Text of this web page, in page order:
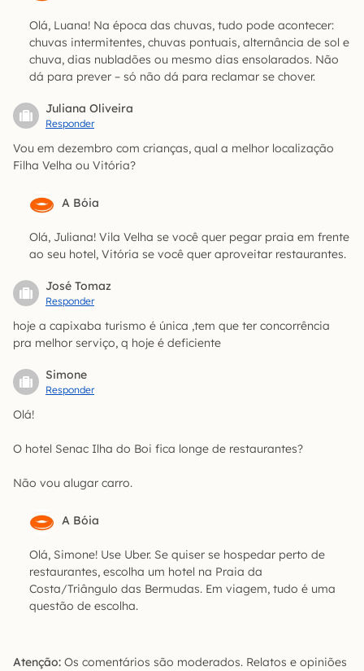
Olá, Luana! Na época das chuvas, tudo pode acontecer:
chuvas intermitentes, chuvas pontuais, alternância de sol e
chuva, dias nubladões ou mesmo dias ensolarados. Não
dá para prever – só não dá para reclamar se chover.
Juliana Oliveira
Responder
Vou em dezembro com crianças, qual a melhor localização
Filha Velha ou Vitória?
A Bóia
Olá, Juliana! Vila Velha se você quer pegar praia em frente
ao seu hotel, Vitória se você quer aproveitar restaurantes.
José Tomaz
Responder
hoje a capixaba turismo é única ,tem que ter concorrência
pra melhor serviço, q hoje é deficiente
Simone
Responder
Olá!
O hotel Senac Ilha do Boi fica longe de restaurantes?
Não vou alugar carro.
A Bóia
Olá, Simone! Use Uber. Se quiser se hospedar perto de
restaurantes, escolha um hotel na Praia da
Costa/Triângulo das Bermudas. Em viagem, tudo é uma
questão de escolha.
Atenção: Os comentários são moderados. Relatos e opiniões